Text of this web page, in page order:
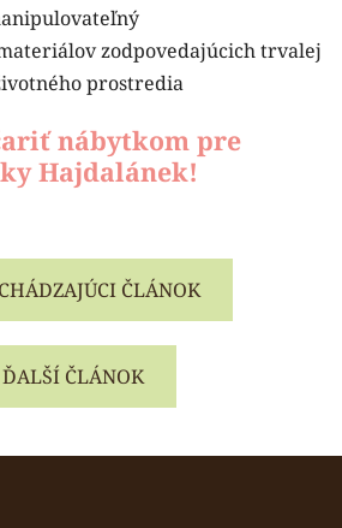
zodpovedajúcich trvalej
prostredia
nábytkom pre
Hajdalánek!
ČLÁNOK
ĎALŠÍ ČLÁNOK